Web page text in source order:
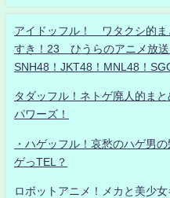
アイドッフル！ ワタクシ的
すき！23 ひうらのアニメ放
SNH48！JKT48！MNL48！
タダッフル！ネトゲ廃人的ま
パワーズ！
・ハゲッフル！哀愁のハゲ男
ゲっTEL？
ロボットアニメ！メカと美少